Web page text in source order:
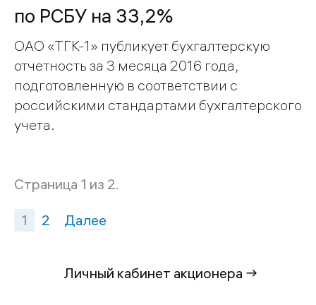
по РСБУ на 33,2%
ОАО «ТГК-1» публикует бухгалтерскую
отчетность за 3 месяца 2016 года,
подготовленную в соответствии с
российскими стандартами бухгалтерского
учета.
Страница 1 из 2.
1 2 Далее
Личный кабинет акционера →